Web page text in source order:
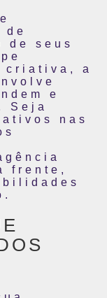
de
de seus
criativa, a
e
Seja
nas
frente,